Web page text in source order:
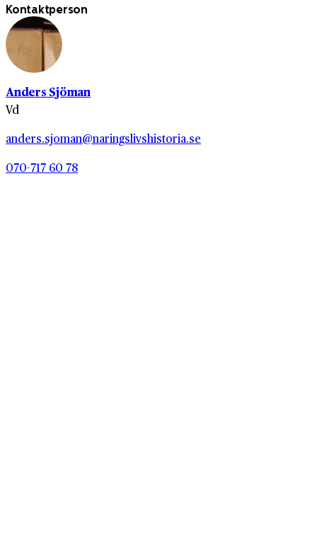
Kontaktperson
Anders Sjöman
Vd
anders.sjoman@naringslivshistoria.se
070-717 60 78